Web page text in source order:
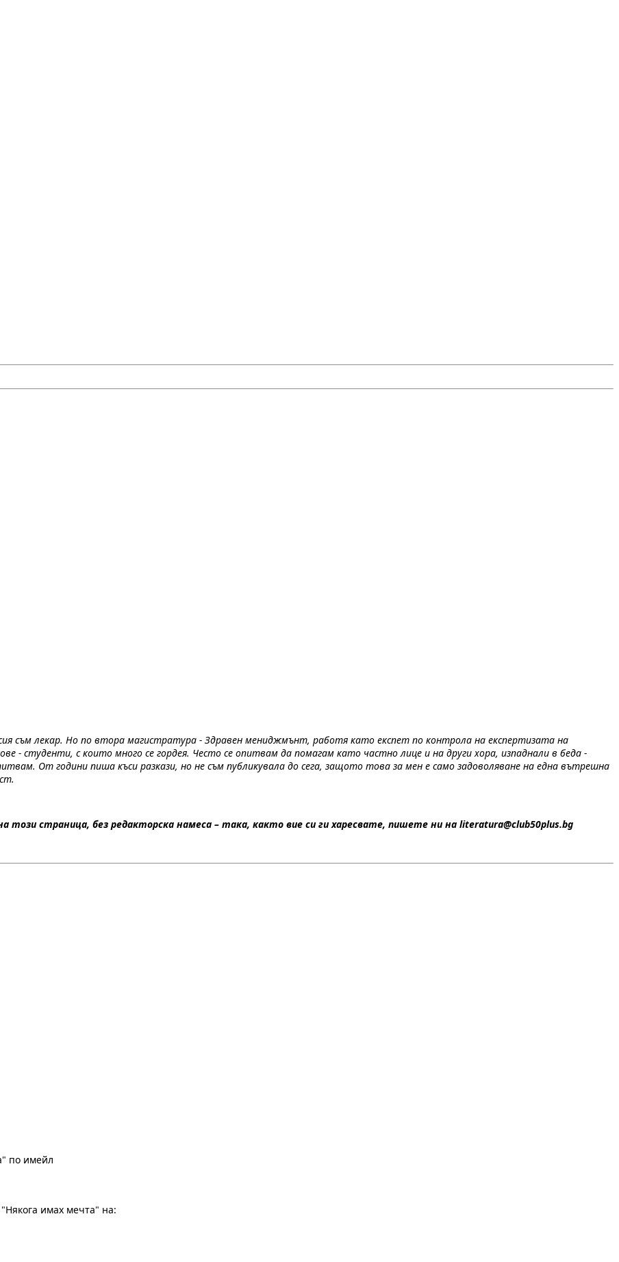
съм лекар. Но по втора магистратура - Здравен мениджмънт, работя като експет по контрола на експертизата на
- студенти, с които много се гордея. Често се опитвам да помагам като частно лице и на други хора, изпаднали в беда -
От години пиша къси разкази, но не съм публикувала до сега, защото това за мен е само задоволяване на една вътрешна
този страница, без редакторска намеса – така, както вие си ги харесвате, пишете ни на literatura@club50plus.bg
по имейл
имах мечта" на: